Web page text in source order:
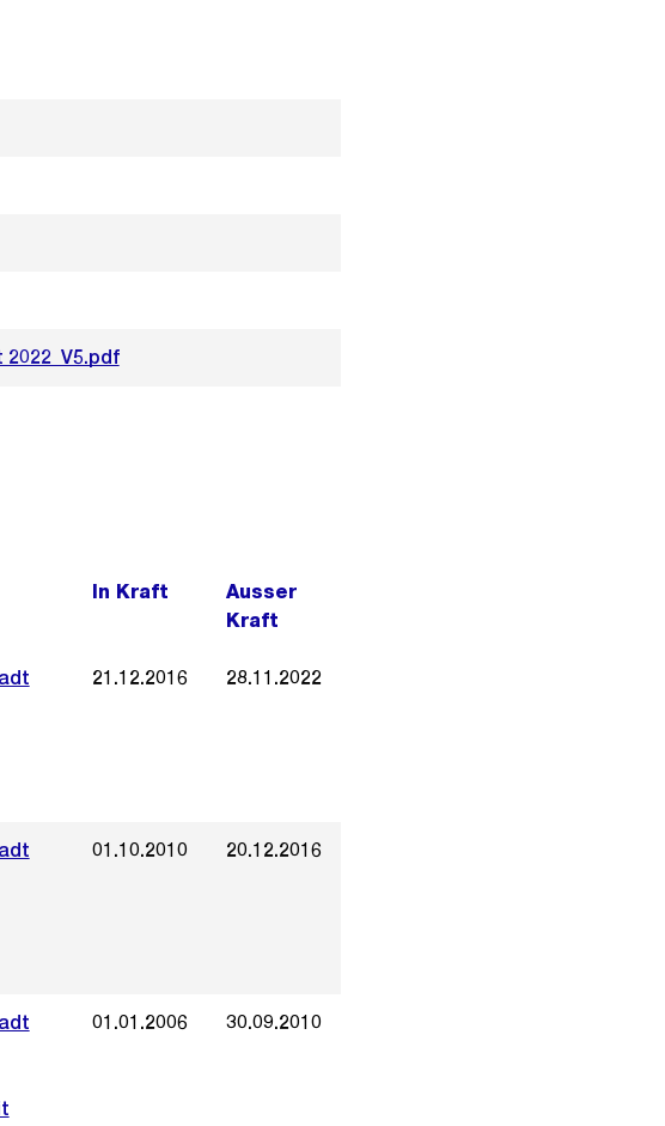
In Kraft
Ausser
Kraft
21.12.2016 28.11.2022
01.10.2010 20.12.2016
01.01.2006 30.09.2010